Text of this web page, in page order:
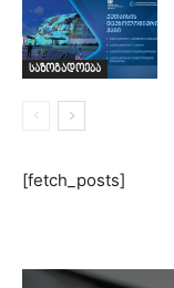
საზოგადოება
[fetch_posts]